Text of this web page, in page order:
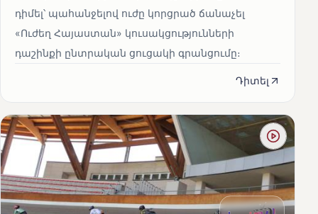
դիմել՝ պահանջելով ուժը կորցրած ճանաչել
«Ուժեղ Հայաստան» կուսակցությունների
դաշինքի ընտրական ցուցակի գրանցումը։
Դիտել